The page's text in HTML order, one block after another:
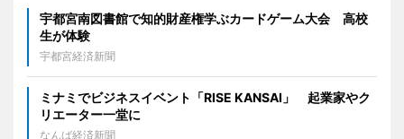
宇都宮南図書館で知的財産権学ぶカードゲーム大会 高校
生が体験
宇都宮経済新聞
ミナミでビジネスイベント「RISE KANSAI」 起業家やク
リエーター一堂に
なんば経済新聞